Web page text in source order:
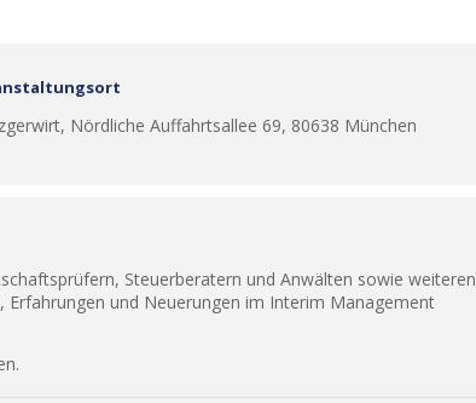
Nördliche Auffahrtsallee 69, 80638 München
Steuerberatern und Anwälten sowie weiteren
und Neuerungen im Interim Management